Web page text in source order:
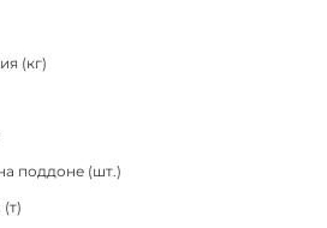
(кг)
поддоне (шт.)